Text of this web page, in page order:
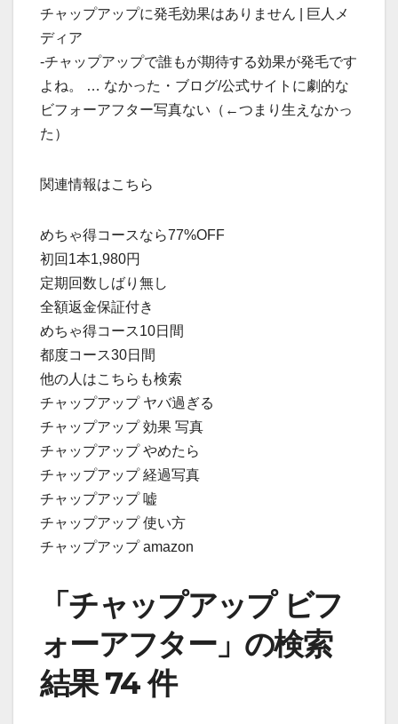
チャップアップに発毛効果はありません | 巨人メ
ディア
-チャップアップで誰もが期待する効果が発毛です
よね。 … なかった・ブログ/公式サイトに劇的な
ビフォーアフター写真ない（←つまり生えなかっ
た）
関連情報はこちら
めちゃ得コースなら77%OFF
初回1本1,980円
定期回数しばり無し
全額返金保証付き
めちゃ得コース10日間
都度コース30日間
他の人はこちらも検索
チャップアップ ヤバ過ぎる
チャップアップ 効果 写真
チャップアップ やめたら
チャップアップ 経過写真
チャップアップ 嘘
チャップアップ 使い方
チャップアップ amazon
「チャップアップ ビフ
ォーアフター」の検索
結果 74 件